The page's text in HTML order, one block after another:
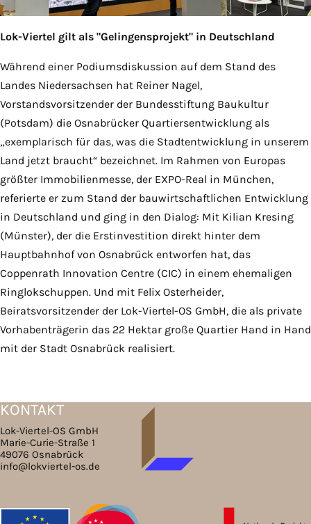
Lok-Viertel gilt als "Gelingensprojekt" in Deutschland
Während einer Podiumsdiskussion auf dem Stand des
Landes Niedersachsen hat Reiner Nagel,
Vorstandsvorsitzender der Bundesstiftung Baukultur
(Potsdam) die Osnabrücker Quartiersentwicklung als
„exemplarisch für das, was die Stadtentwicklung in unserem
Land jetzt braucht“ bezeichnet. Im Rahmen von Europas
größter Immobilienmesse, der EXPO-Real in München,
referierte er zum Stand der bauwirtschaftlichen Entwicklung
in Deutschland und ging in den Dialog: Mit Kilian Kresing
(Münster), der die Erstinvestition direkt hinter dem
Hauptbahnhof von Osnabrück entworfen hat, das
Coppenrath Innovation Centre (CIC) in einem ehemaligen
Ringlokschuppen. Und mit Felix Osterheider,
Beiratsvorsitzender der Lok-Viertel-OS GmbH, die als private
Vorhabenträgerin das 22 Hektar große Quartier Hand in Hand
mit der Stadt Osnabrück realisiert.
KONTAKT
Lok-Viertel-OS GmbH
Marie-Curie-Straße 1
49076 Osnabrück
info@lokviertel-os.de